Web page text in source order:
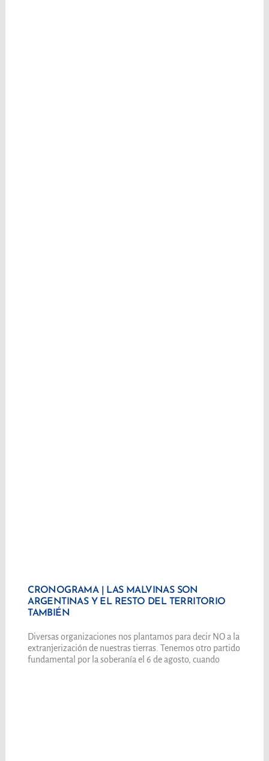
CRONOGRAMA | LAS MALVINAS SON
ARGENTINAS Y EL RESTO DEL TERRITORIO
TAMBIÉN
Diversas organizaciones nos plantamos para decir NO a la
extranjerización de nuestras tierras. Tenemos otro partido
fundamental por la soberanía el 6 de agosto, cuando